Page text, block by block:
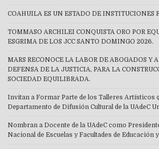
COAHUILA ES UN ESTADO DE INSTITUCIONES
TOMMASO ARCHILEI CONQUISTA ORO POR
ESGRIMA DE LOS JCC SANTO DOMINGO 2026.
MARS RECONOCE LA LABOR DE ABOGADOS Y
DEFENSA DE LA JUSTICIA, PARA LA
SOCIEDAD EQUILIBRADA.
Invitan a Formar Parte de los Talleres Artísticos
Departamento de Difusión Cultural de la UAdeC
Nombran a Docente de la UAdeC como
Nacional de Escuelas y Facultades de Educación